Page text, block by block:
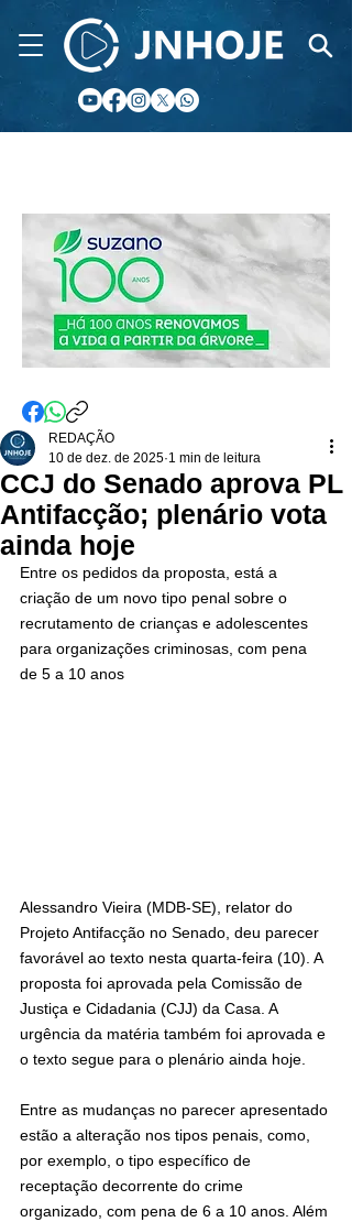
CCJ do Senado aprova PL
Antifacção; plenário vota
ainda hoje
REDAÇÃO
10 de dez. de 2025 1 min de leitura
Entre os pedidos da proposta, está a
criação de um novo tipo penal sobre o
recrutamento de crianças e adolescentes
para organizações criminosas, com pena
de 5 a 10 anos
Alessandro Vieira (MDB-SE), relator do
Projeto Antifacção no Senado, deu parecer
favorável ao texto nesta quarta-feira (10). A
proposta foi aprovada pela Comissão de
Justiça e Cidadania (CJJ) da Casa. A
urgência da matéria também foi aprovada e
o texto segue para o plenário ainda hoje.
Entre as mudanças no parecer apresentado
estão a alteração nos tipos penais, como,
por exemplo, o tipo específico de
receptação decorrente do crime
organizado, com pena de 6 a 10 anos. Além